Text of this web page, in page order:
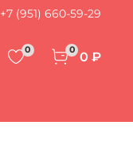
+7 (951) 660-59-29
0 0 0 ₽